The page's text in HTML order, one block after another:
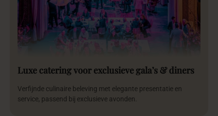
Luxe catering voor exclusieve gala’s & diners
Verfijnde culinaire beleving met elegante presentatie en
service, passend bij exclusieve avonden.